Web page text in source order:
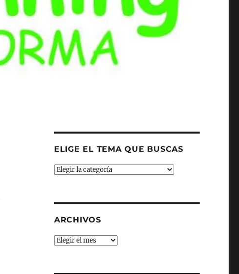
ELIGE EL TEMA QUE BUSCAS
ELIGE
ARCHIVOS
Archivos